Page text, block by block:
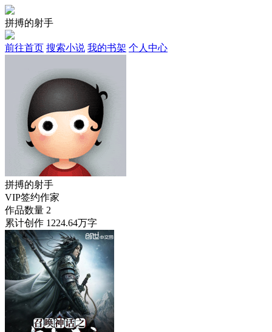
拼搏的射手
前往首页 搜索小说 我的书架 个人中心
拼搏的射手
VIP签约作家
作品数量 2
累计创作 1224.64万字